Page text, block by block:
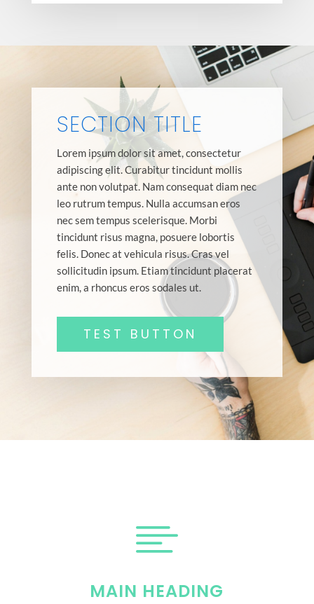
SECTION TITLE
Lorem ipsum dolor sit amet, consectetur
adipiscing elit. Curabitur tincidunt mollis
ante non volutpat. Nam consequat diam nec
leo rutrum tempus. Nulla accumsan eros
nec sem tempus scelerisque. Morbi
tincidunt risus magna, posuere lobortis
felis. Donec at vehicula risus. Cras vel
sollicitudin ipsum. Etiam tincidunt placerat
enim, a rhoncus eros sodales ut.
TEST BUTTON

MAIN HEADING